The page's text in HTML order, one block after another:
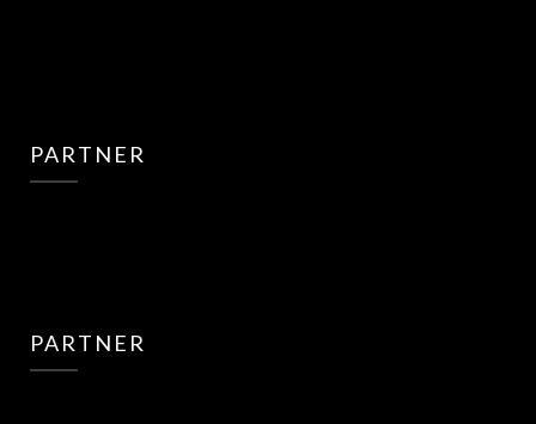
PARTNER
PARTNER